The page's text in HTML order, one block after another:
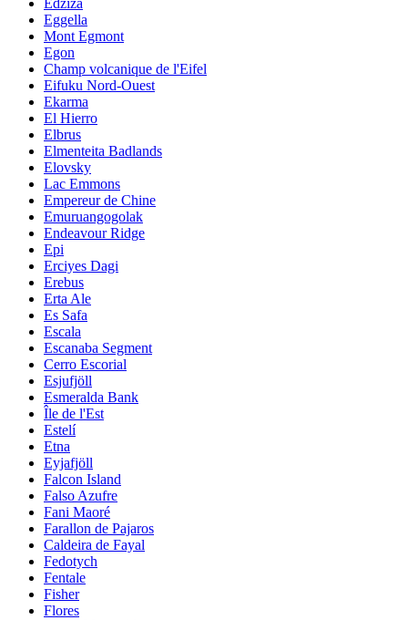
Eggella
Mont Egmont
Egon
Champ volcanique de l'Eifel
Eifuku Nord-Ouest
Ekarma
El Hierro
Elbrus
Elmenteita Badlands
Elovsky
Lac Emmons
Empereur de Chine
Emuruangogolak
Endeavour Ridge
Epi
Erciyes Dagi
Erebus
Erta Ale
Es Safa
Escala
Escanaba Segment
Cerro Escorial
Esjufjöll
Esmeralda Bank
Île de l'Est
Estelí
Etna
Eyjafjöll
Falcon Island
Falso Azufre
Fani Maoré
Farallon de Pajaros
Caldeira de Fayal
Fedotych
Fentale
Fisher
Flores